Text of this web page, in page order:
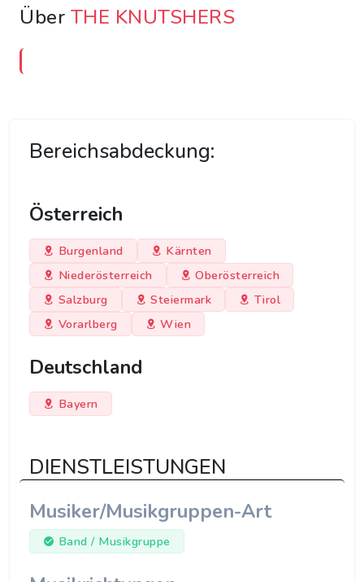
Über THE KNUTSHERS
Bereichsabdeckung:
Österreich
Burgenland
Kärnten
Niederösterreich
Oberösterreich
Salzburg
Steiermark
Tirol
Vorarlberg
Wien
Deutschland
Bayern
DIENSTLEISTUNGEN
Musiker/Musikgruppen-Art
Band / Musikgruppe